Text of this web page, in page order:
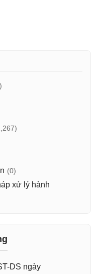
(0)
xử lý hành
DS ngày